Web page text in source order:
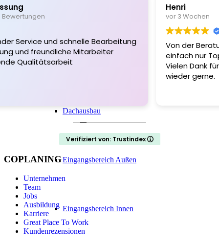
Bodenbeschichtung
Dachausbau
Eingangsbereich Außen
Eingangsbereich Innen
Henri
vor 3 Wochen
Von der Beratung bis zur Ausführung
einfach nur Top.
Vielen Dank für die gute Arbeit und Beratung. Immer
Verifiziert von: Trustindex
COPLANING
Unternehmen
Team
Jobs
Ausbildung
Karriere
Great Place To Work
Kundenrezensionen